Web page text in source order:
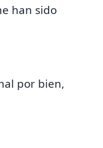
han sido
por bien,